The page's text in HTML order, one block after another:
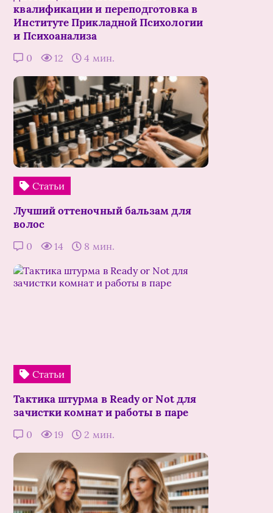
квалификации и переподготовка в
Институте Прикладной Психологии
и Психоанализа
0 12 4 мин.
Статьи
Лучший оттеночный бальзам для
волос
0 14 8 мин.
Статьи
Тактика штурма в Ready or Not для
зачистки комнат и работы в паре
0 19 2 мин.